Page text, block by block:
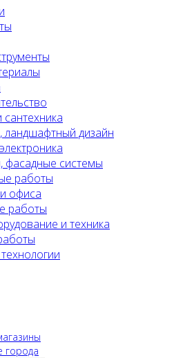
сантехника
дизайн
фасадные системы
работы
офиса
работы
и техника
города